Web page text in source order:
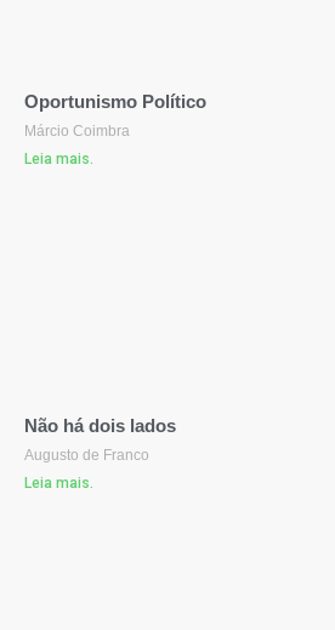
Oportunismo Político
Márcio Coimbra
Leia mais.
Não há dois lados
Augusto de Franco
Leia mais.